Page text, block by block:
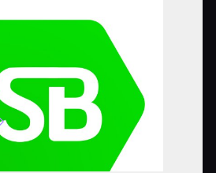
форум для
квест-индустрии
округа
цель которой
через взаимодействие друг
бизнес, найти новые решения